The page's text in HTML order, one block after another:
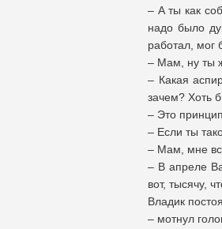
– А ты как
надо было
работал, мог
– Мам, ну ты
– Какая
зачем? Хоть
– Это
– Если ты
– Мам, мне
– В апреле
вот, тысячу,
Владик
– мотнул